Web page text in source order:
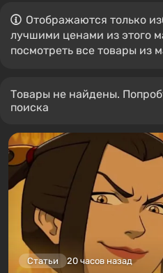
Отображаются только
лучшими ценами из этого
посмотреть все товары из
Товары не найдены.
поиска
Статьи 20 часов назад